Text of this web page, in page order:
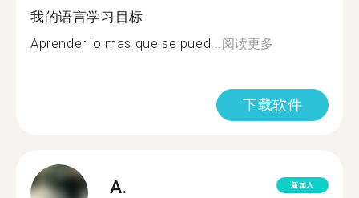
我的语言学习目标
Aprender lo mas que se pued... 阅读更多
下载软件
A. 新加入